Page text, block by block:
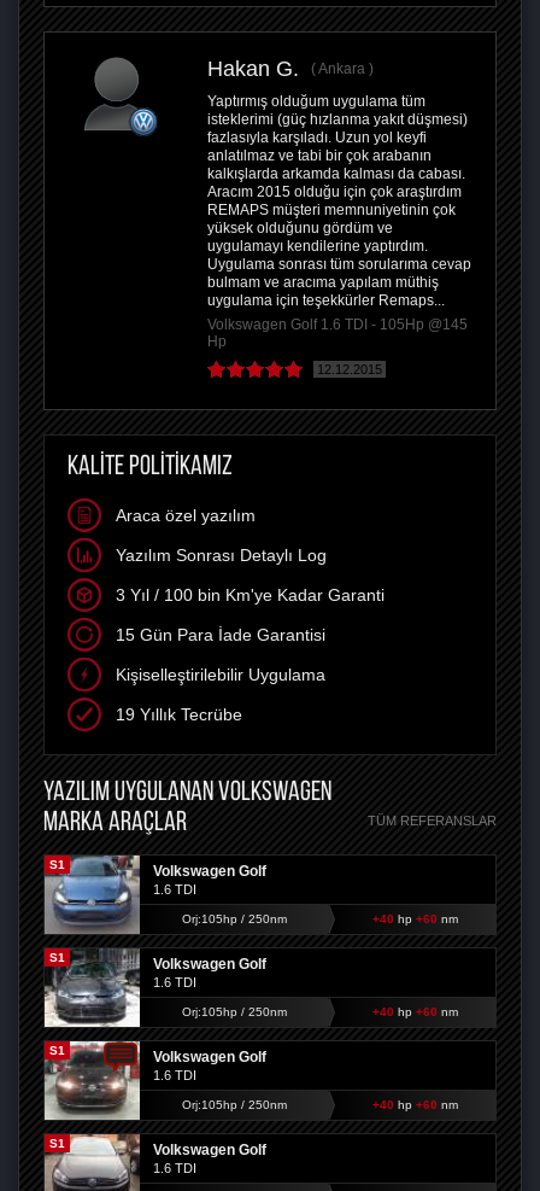
Hakan G.
Ankara
Yaptırmış olduğum uygulama tüm
isteklerimi (güç hızlanma yakıt düşmesi)
fazlasıyla karşıladı. Uzun yol keyfi
anlatılmaz ve tabi bir çok arabanın
kalkışlarda arkamda kalması da cabası.
Aracım 2015 olduğu için çok araştırdım
REMAPS müşteri memnuniyetinin çok
yüksek olduğunu gördüm ve
uygulamayı kendilerine yaptırdım.
Uygulama sonrası tüm sorularıma cevap
bulmam ve aracıma yapılam müthiş
uygulama için teşekkürler Remaps...
Volkswagen Golf 1.6 TDI - 105Hp @145
Hp
12.12.2015
KALİTE POLİTİKAMIZ
Araca özel yazılım
Yazılım Sonrası Detaylı Log
3 Yıl / 100 bin Km'ye Kadar Garanti
15 Gün Para İade Garantisi
Kişiselleştirilebilir Uygulama
19 Yıllık Tecrübe
YAZILIM UYGULANAN VOLKSWAGEN
MARKA ARAÇLAR
TÜM REFERANSLAR
S1 Volkswagen Golf
1.6 TDI
Orj:105hp / 250nm +40 hp +60 nm
S1 Volkswagen Golf
1.6 TDI
Orj:105hp / 250nm +40 hp +60 nm
S1 Volkswagen Golf
1.6 TDI
Orj:105hp / 250nm +40 hp +60 nm
S1 Volkswagen Golf
1.6 TDI